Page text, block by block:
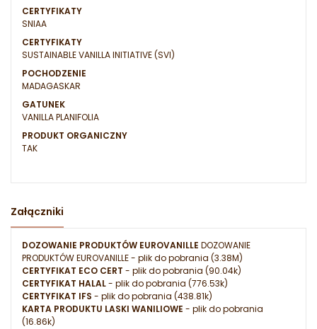
CERTYFIKATY
SNIAA
CERTYFIKATY
SUSTAINABLE VANILLA INITIATIVE (SVI)
POCHODZENIE
MADAGASKAR
GATUNEK
VANILLA PLANIFOLIA
PRODUKT ORGANICZNY
TAK
Załączniki
DOZOWANIE PRODUKTÓW EUROVANILLE DOZOWANIE
PRODUKTÓW EUROVANILLE- plik do pobrania (3.38M)
CERTYFIKAT ECO CERT - plik do pobrania (90.04k)
CERTYFIKAT HALAL- plik do pobrania (776.53k)
CERTYFIKAT IFS - plik do pobrania (438.81k)
KARTA PRODUKTU LASKI WANILIOWE - plik do pobrania
(16.86k)